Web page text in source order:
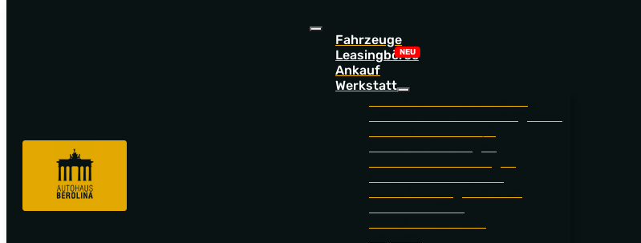
Fahrzeuge
Leasingbörse
Ankauf
Werkstatt
Go back to startpage to see our new offers.